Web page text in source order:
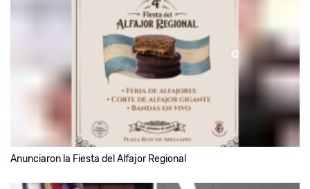
Anunciaron la Fiesta del Alfajor Regional